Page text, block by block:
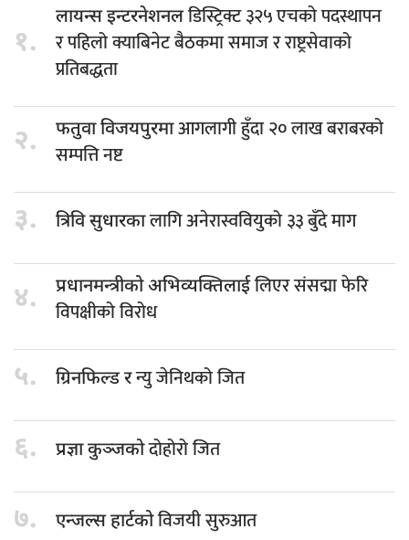
१.
लायन्स इन्टरनेशनलडिस्ट्रिक्ट ३२५ एचको पदस्थापन
र पहिलो क्याबिनेट बैठकमा समाज र राष्ट्रसेवाको
प्रतिबद्धता
२. फतुवा विजयपुरमाआगलागी हुँदा २० लाख बराबरको
सम्पत्ति नष्ट
३. त्रिवि सुधारकालागि अनेरास्ववियुको ३३ बुँदे माग
४. प्रधानमन्त्रीको अभिव्यक्तिलाईलिएर संसद्मा फेरि
विपक्षीको विरोध
५. ग्रिनफिल्ड रन्यु जेनिथको जित
६. प्रज्ञा कुञ्जकोदोहोरो जित
७. एन्जल्स हार्टकोविजयी सुरुआत